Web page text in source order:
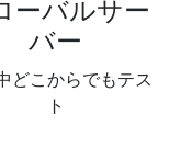
ーバルサー
バー
どこからでもテス
ト